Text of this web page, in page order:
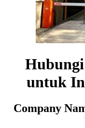
untuk
Company